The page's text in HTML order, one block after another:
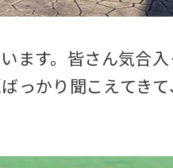
ます。皆さん気合
っかり聞こえてき